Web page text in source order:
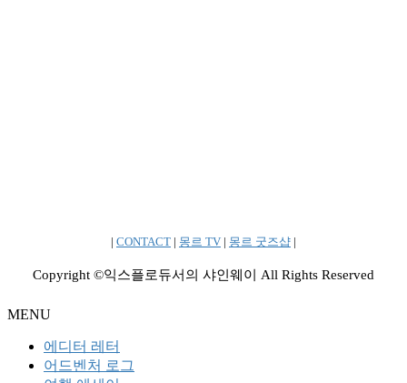
| CONTACT | 몽르 TV | 몽르 굿즈샵 |
Copyright ©익스플로듀서의 샤인웨이 All Rights Reserved
MENU
에디터 레터
어드벤처 로그